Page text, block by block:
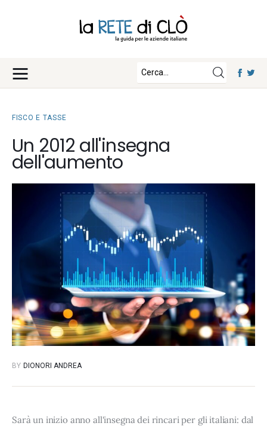
Fisco e Tasse
Notizie Lavoro
Tecnologia
Chi Siamo
La Redazione
Collabora con noi
Contatti
FISCO E TASSE
Un 2012 all'insegna
dell'aumento
BY DIONORI ANDREA
Sarà un inizio anno all'insegna dei rincari per gli italiani: dal